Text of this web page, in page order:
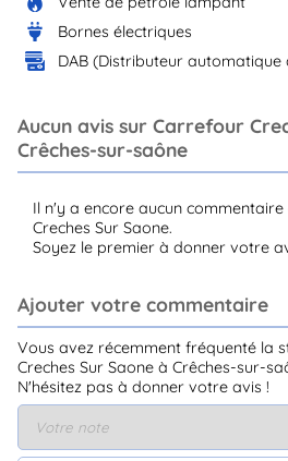
Bornes électriques
DAB (Distributeur automatique
Aucun avis sur Carrefour
Crêches-sur-saône
Il n'y a encore aucun
Creches Sur Saone.
Soyez le premier à donner votre
Ajouter votre commentaire
Vous avez récemment fréquenté la
Creches Sur Saone à Crêches-sur-
N'hésitez pas à donner votre avis !